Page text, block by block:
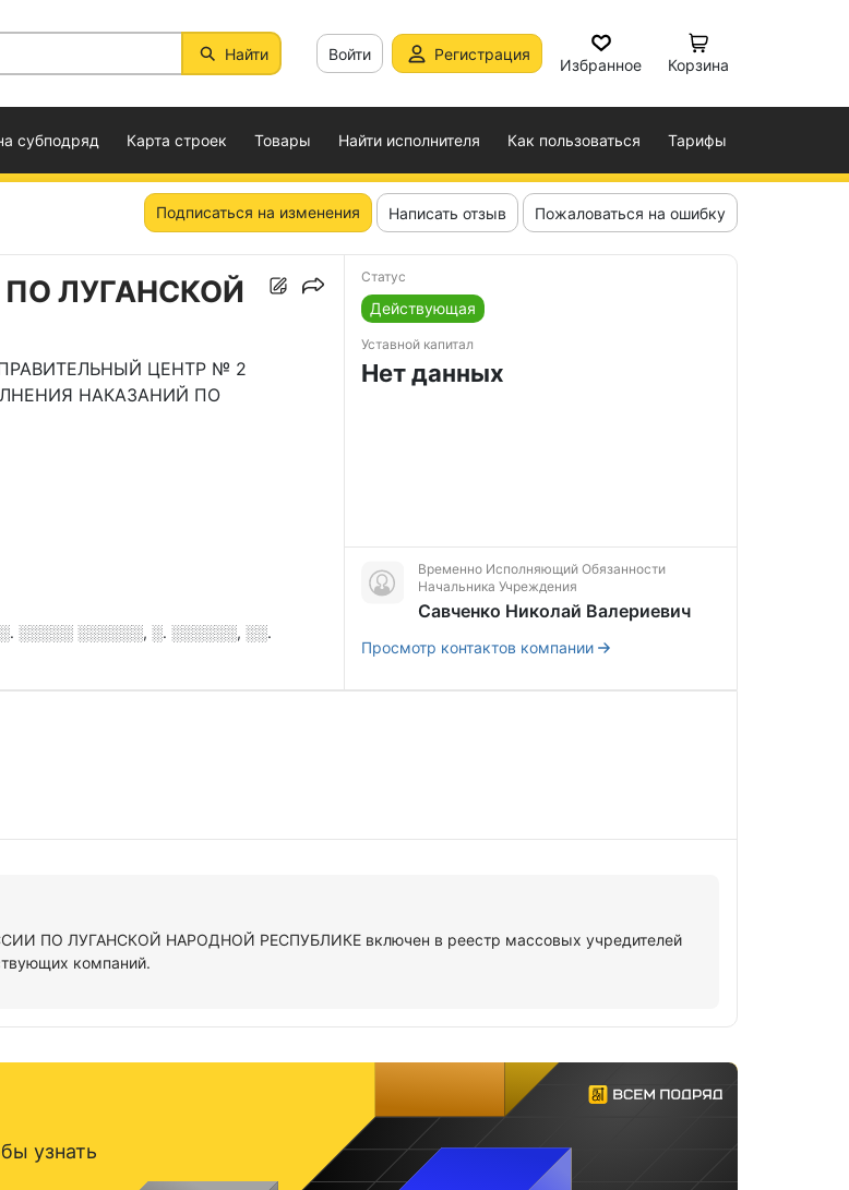
Найти Войти Регистрация
Избранное Корзина
субподряд Карта строек Товары Найти исполнителя Как пользоваться Тарифы
Подписаться на изменения Написать отзыв Пожаловаться на ошибку
ЛУГАНСКОЙ
ЦЕНТР № 2
НАКАЗАНИЙ ПО
░░░░░ ░░░░░░, ░. ░░░░░░, ░░.
Статус
Действующая
Уставной капитал
Нет данных
Временно Исполняющий Обязанности
Начальника Учреждения
Савченко Николай Валериевич
Просмотр контактов компании
ПО ЛУГАНСКОЙ НАРОДНОЙ РЕСПУБЛИКЕ включен в реестр массовых учредителей
компаний.
узнать